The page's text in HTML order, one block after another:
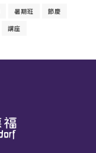
暑期班
節慶
講座